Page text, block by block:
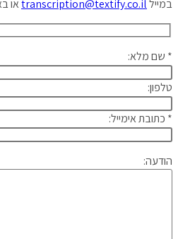
במיילtranscription@textify.co.ilאו
* שם מלא:
טלפון:
* כתובת אימייל:
הודעה: